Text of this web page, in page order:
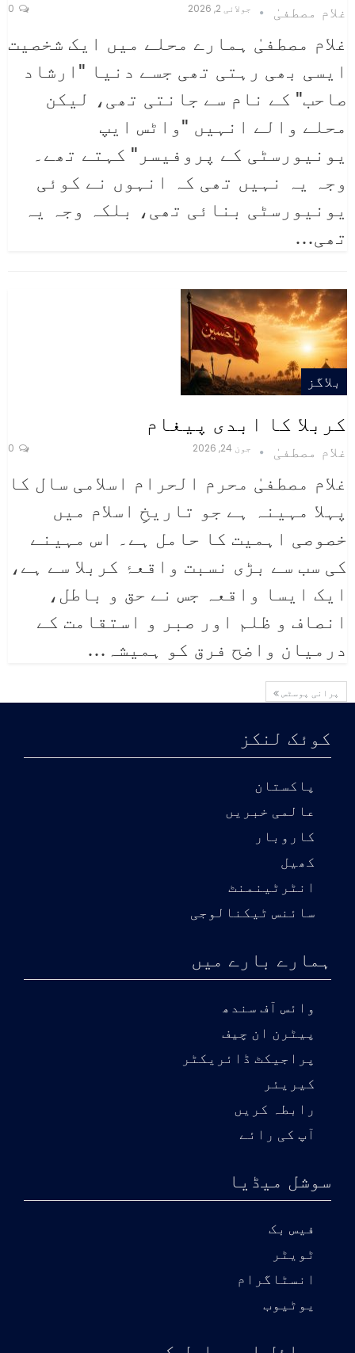
غلام مصطفیٰ جولائی 2, 2026
غلام مصطفیٰ ہمارے محلے میں ایک شخصیت
ایسی بھی رہتی تھی جسے دنیا "ارشاد
صاحب" کے نام سے جانتی تھی، لیکن
محلے والے انہیں "واٹس ایپ
یونیورسٹی کے پروفیسر" کہتے تھے۔
وجہ یہ نہیں تھی کہ انہوں نے کوئی
یونیورسٹی بنائی تھی، بلکہ وجہ یہ
تھی…
بلاگز
کربلا کا ابدی پیغام
غلام مصطفیٰ جون 24, 2026
غلام مصطفیٰ محرم الحرام اسلامی سال کا
پہلا مہینہ ہے جو تاریخِ اسلام میں
خصوصی اہمیت کا حامل ہے۔ اس مہینے
کی سب سے بڑی نسبت واقعۂ کربلا سے ہے،
ایک ایسا واقعہ جس نے حق و باطل،
انصاف و ظلم اور صبر و استقامت کے
درمیان واضح فرق کو ہمیشہ …
پرانی پوسٹس
کوئک لنکز
پاکستان
عالمی خبریں
کاروبار
کھیل
انٹرٹینمنٹ
سائنس ٹیکنالوجی
ہمارے بارے میں
وائس آف سندھ
پیٹرن ان چیف
پراجیکٹ ڈائریکٹر
کیریئر
رابطہ کریں
آپ کی رائے
سوشل میڈیا
فیس بک
ٹویٹر
انسٹاگرام
یوٹیوب